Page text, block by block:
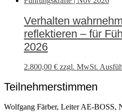
Verhalten
reflektieren – für
2026
2.800,00 € zzgl. MwSt.
Teilnehmerstimmen
Wolfgang Färber, Leiter AE-BOSS,